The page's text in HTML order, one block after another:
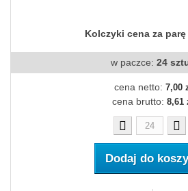
Kolczyki cena za parę
w paczce: 24
cena netto: 7,00
cena brutto: 8,61
Dodaj do